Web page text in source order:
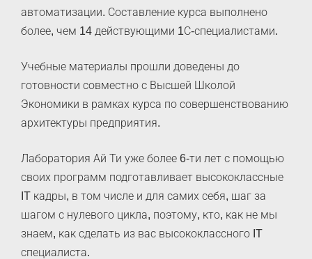
автоматизации. Составление курса выполнено
более, чем 14 действующими 1С-специалистами.
Учебные материалы прошли доведены до
готовности совместно с Высшей Школой
Экономики в рамках курса по совершенствованию
архитектуры предприятия.
Лаборатория Ай Ти уже более 6-ти лет с помощью
своих программ подготавливает высококлассные
IT кадры, в том числе и для самих себя, шаг за
шагом с нулевого цикла, поэтому, кто, как не мы
знаем, как сделать из вас высококлассного IT
специалиста.